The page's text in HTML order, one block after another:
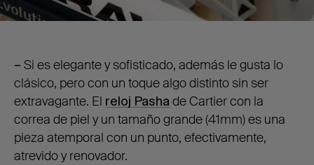
– Si es elegante y sofisticado, además le gusta lo
clásico, pero con un toque algo distinto sin ser
extravagante. El reloj Pasha de Cartier con la
correa de piel y un tamaño grande (41mm) es una
pieza atemporal con un punto, efectivamente,
atrevido y renovador.